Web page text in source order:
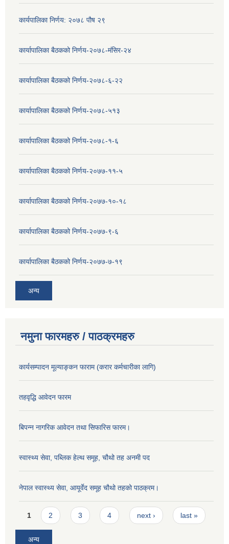
कार्यपालिका निर्णय: २०७८ पौष २९
कार्यापालिका बैठकको निर्णय-२०७८-मंसिर-२४
कार्यापालिका बैठकको निर्णय-२०७८-६-२२
कार्यापालिका बैठकको निर्णय-२०७८-५१३
कार्यापालिका बैठकको निर्णय-२०७८-१-६
कार्यापालिका बैठकको निर्णय-२०७७-११-५
कार्यापालिका बैठकको निर्णय-२०७७-१०-१८
कार्यापालिका बैठकको निर्णय-२०७७-९-६
कार्यापालिका बैठकको निर्णय-२०७७-७-१९
अन्य
नमुना फारमहरु / पाठक्रमहरु
कार्यसम्पादन मूल्याङ्कन फाराम (करार कर्मचारीका लागि)
तहवृद्धि आवेदन फारम
बिपन्‍न नागरिक आवेदन तथा सिफारिस फारम।
स्वास्थ्य सेवा, पब्लिक हेल्‍थ समूह, चौथो तह अनमी पद
नेपाल स्वास्थ्य सेवा, आयूर्वेद समूह चौथो तहको पाठक्रम।
Pages
1 2 3 4 next › last »
अन्य